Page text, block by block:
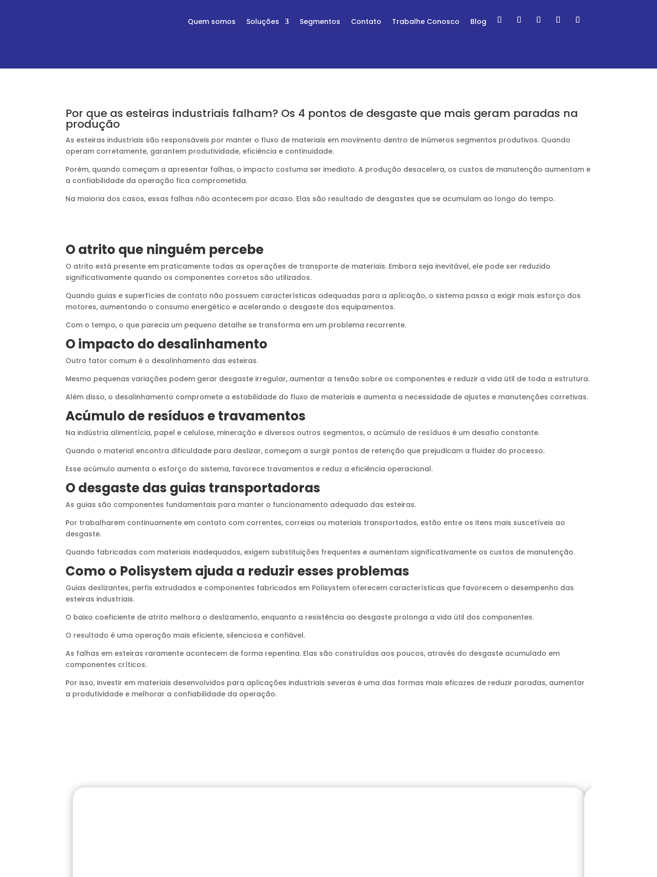
Quem somos Soluções Segmentos Contato Trabalhe Conosco Blog
Por que as esteiras industriais falham? Os 4 pontos de desgaste que mais geram paradas na
produção
As esteiras industriais são responsáveis por manter o fluxo de materiais em movimento dentro de inúmeros segmentos produtivos. Quando
operam corretamente, garantem produtividade, eficiência e continuidade.
Porém, quando começam a apresentar falhas, o impacto costuma ser imediato. A produção desacelera, os custos de manutenção aumentam e
a confiabilidade da operação fica comprometida.
Na maioria dos casos, essas falhas não acontecem por acaso. Elas são resultado de desgastes que se acumulam ao longo do tempo.
O atrito que ninguém percebe
O atrito está presente em praticamente todas as operações de transporte de materiais. Embora seja inevitável, ele pode ser reduzido
significativamente quando os componentes corretos são utilizados.
Quando guias e superfícies de contato não possuem características adequadas para a aplicação, o sistema passa a exigir mais esforço dos
motores, aumentando o consumo energético e acelerando o desgaste dos equipamentos.
Com o tempo, o que parecia um pequeno detalhe se transforma em um problema recorrente.
O impacto do desalinhamento
Outro fator comum é o desalinhamento das esteiras.
Mesmo pequenas variações podem gerar desgaste irregular, aumentar a tensão sobre os componentes e reduzir a vida útil de toda a estrutura.
Além disso, o desalinhamento compromete a estabilidade do fluxo de materiais e aumenta a necessidade de ajustes e manutenções corretivas.
Acúmulo de resíduos e travamentos
Na indústria alimentícia, papel e celulose, mineração e diversos outros segmentos, o acúmulo de resíduos é um desafio constante.
Quando o material encontra dificuldade para deslizar, começam a surgir pontos de retenção que prejudicam a fluidez do processo.
Esse acúmulo aumenta o esforço do sistema, favorece travamentos e reduz a eficiência operacional.
O desgaste das guias transportadoras
As guias são componentes fundamentais para manter o funcionamento adequado das esteiras.
Por trabalharem continuamente em contato com correntes, correias ou materiais transportados, estão entre os itens mais suscetíveis ao
desgaste.
Quando fabricadas com materiais inadequados, exigem substituições frequentes e aumentam significativamente os custos de manutenção.
Como o Polisystem ajuda a reduzir esses problemas
Guias deslizantes, perfis extrudados e componentes fabricados em Polisystem oferecem características que favorecem o desempenho das
esteiras industriais.
O baixo coeficiente de atrito melhora o deslizamento, enquanto a resistência ao desgaste prolonga a vida útil dos componentes.
O resultado é uma operação mais eficiente, silenciosa e confiável.
As falhas em esteiras raramente acontecem de forma repentina. Elas são construídas aos poucos, através do desgaste acumulado em
componentes críticos.
Por isso, investir em materiais desenvolvidos para aplicações industriais severas é uma das formas mais eficazes de reduzir paradas, aumentar
a produtividade e melhorar a confiabilidade da operação.